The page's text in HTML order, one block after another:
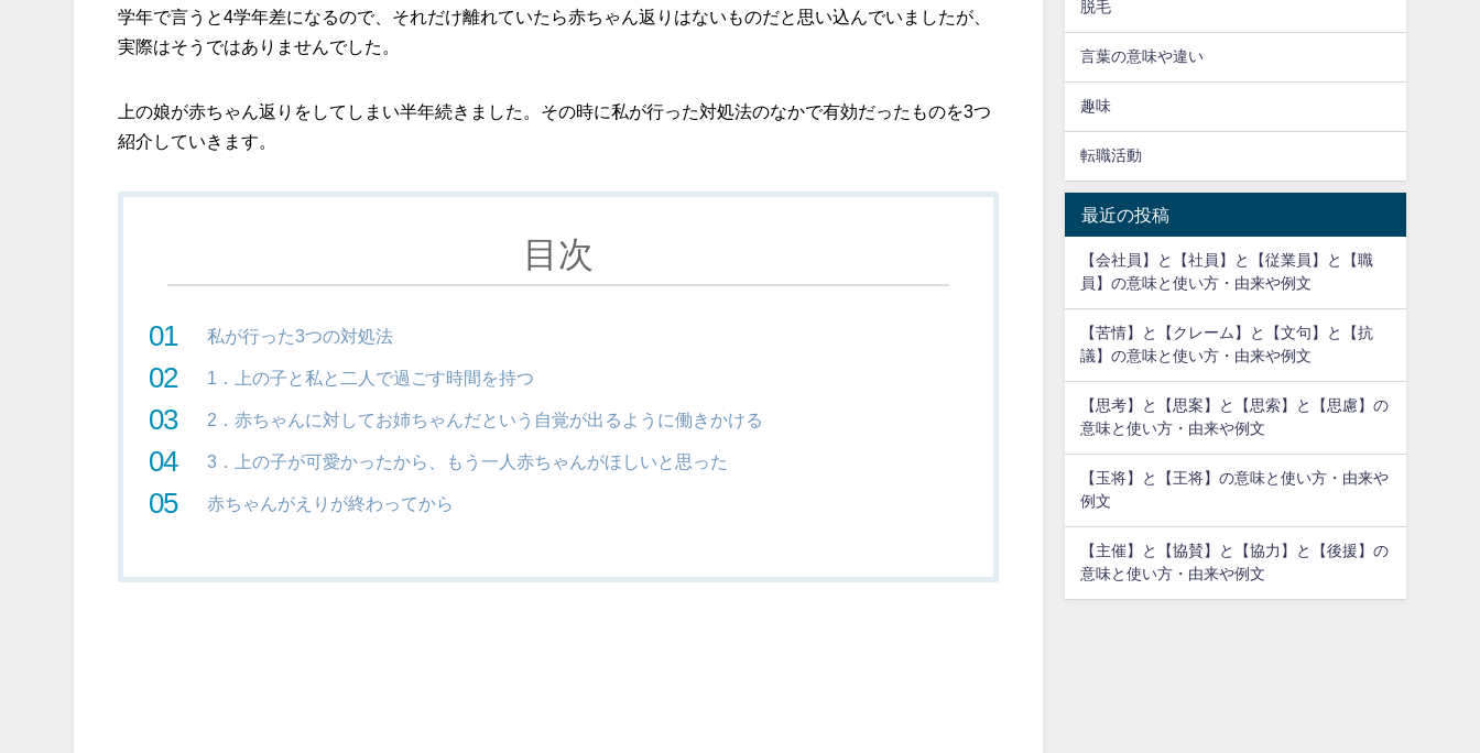
学年で言うと4学年差になるので、それだけ離れていたら赤ちゃん返りはないものだと思い込んでいましたが、
実際はそうではありませんでした。
上の娘が赤ちゃん返りをしてしまい半年続きました。その時に私が行った対処法のなかで有効だったものを3つ
紹介していきます。
目次
私が行った3つの対処法
1．上の子と私と二人で過ごす時間を持つ
2．赤ちゃんに対してお姉ちゃんだという自覚が出るように働きかける
3．上の子が可愛かったから、もう一人赤ちゃんがほしいと思った
赤ちゃんがえりが終わってから
脱毛
言葉の意味や違い
趣味
転職活動
最近の投稿
【会社員】と【社員】と【従業員】と【職
員】の意味と使い方・由来や例文
【苦情】と【クレーム】と【文句】と【抗
議】の意味と使い方・由来や例文
【思考】と【思案】と【思索】と【思慮】の
意味と使い方・由来や例文
【玉将】と【王将】の意味と使い方・由来や
例文
【主催】と【協賛】と【協力】と【後援】の
意味と使い方・由来や例文